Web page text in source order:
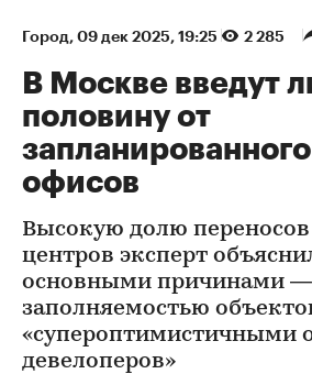
Город⁠, 09 дек 2025, 19:25 2 285
В Москве введут
половину от
офисов
Высокую долю переносов
центров эксперт
основными причинами —
заполняемостью
«супероптимистичными
девелоперов»